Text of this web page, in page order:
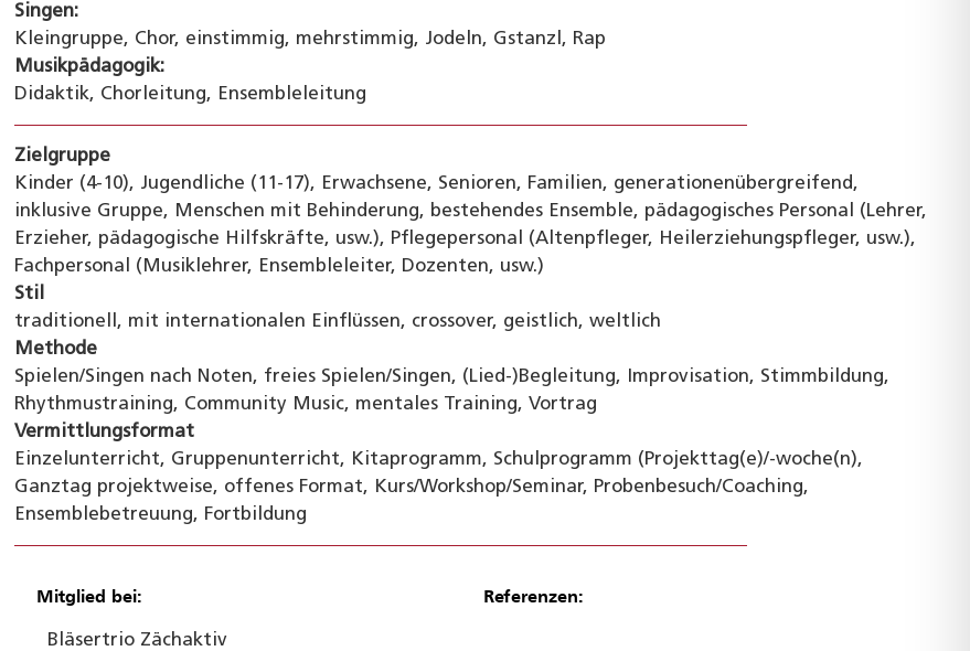
Singen:
Kleingruppe, Chor, einstimmig, mehrstimmig, Jodeln, Gstanzl, Rap
Musikpädagogik:
Didaktik, Chorleitung, Ensembleleitung
Zielgruppe
Kinder (4-10), Jugendliche (11-17), Erwachsene, Senioren, Familien, generationenübergreifend,
inklusive Gruppe, Menschen mit Behinderung, bestehendes Ensemble, pädagogisches Personal (Lehrer,
Erzieher, pädagogische Hilfskräfte, usw.), Pflegepersonal (Altenpfleger, Heilerziehungspfleger, usw.),
Fachpersonal (Musiklehrer, Ensembleleiter, Dozenten, usw.)
Stil
traditionell, mit internationalen Einflüssen, crossover, geistlich, weltlich
Methode
Spielen/Singen nach Noten, freies Spielen/Singen, (Lied-)Begleitung, Improvisation, Stimmbildung,
Rhythmustraining, Community Music, mentales Training, Vortrag
Vermittlungsformat
Einzelunterricht, Gruppenunterricht, Kitaprogramm, Schulprogramm (Projekttag(e)/-woche(n),
Ganztag projektweise, offenes Format, Kurs/Workshop/Seminar, Probenbesuch/Coaching,
Ensemblebetreuung, Fortbildung
Mitglied bei:
Bläsertrio Zächaktiv
Referenzen: